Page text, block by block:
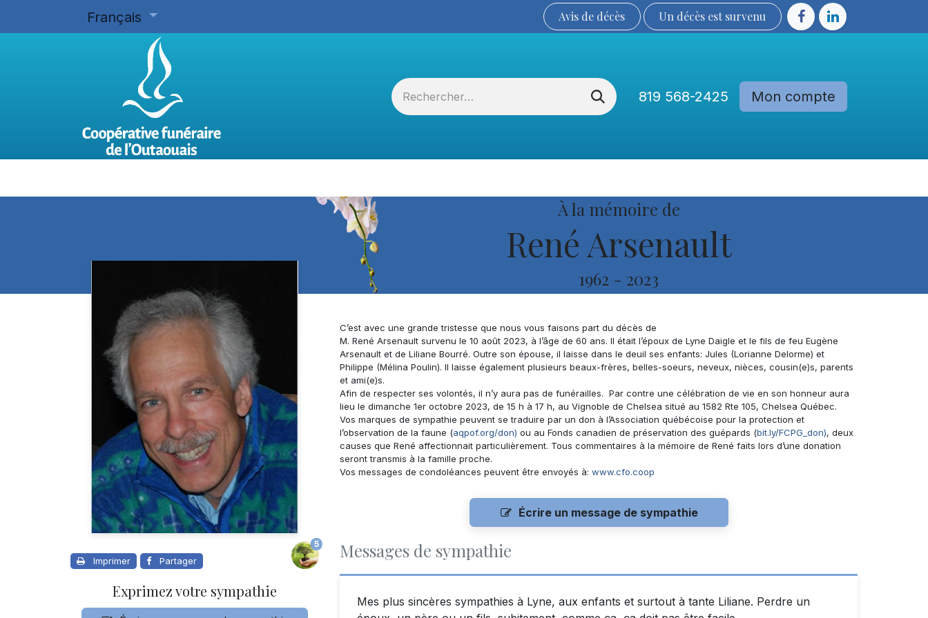
Français Avis de décès Un décès est sur​​​​​​​​ve​nu​​​​​​​​​​
819 568-2425 Mon compte
À la mémoire de
René Arsenault
1962 - 2023
Imprimer Partager
5
Exprimez votre sympathie
C’est avec une grande tristesse que nous vous faisons part du décès de
M. René Arsenault survenu le 10 août 2023, à l’âge de 60 ans. Il était l’époux de Lyne Daigle et le fils de feu Eugène
Arsenault et de Liliane Bourré. Outre son épouse, il laisse dans le deuil ses enfants: Jules (Lorianne Delorme) et
Philippe (Mélina Poulin). Il laisse également plusieurs beaux-frères, belles-soeurs, neveux, nièces, cousin(e)s, parents
et ami(e)s.
Afin de respecter ses volontés, il n’y aura pas de funérailles. Par contre une célébration de vie en son honneur aura
lieu le dimanche 1er octobre 2023, de 15 h à 17 h, au Vignoble de Chelsea situé au 1582 Rte 105, Chelsea Québec.
Vos marques de sympathie peuvent se traduire par un don à l’Association québécoise pour la protection et
l’observation de la faune (aqpof.org/don) ou au Fonds canadien de préservation des guépards (bit.ly/FCPG_don), deux
causes que René affectionnait particulièrement. Tous commentaires à la mémoire de René faits lors d’une donation
seront transmis à la famille proche.
Vos messages de condoléances peuvent être envoyés à: www.cfo.coop
Écrire un message de sympathie
Messages de sympathie
Mes plus sincères sympathies à Lyne, aux enfants et surtout à tante Liliane. Perdre un